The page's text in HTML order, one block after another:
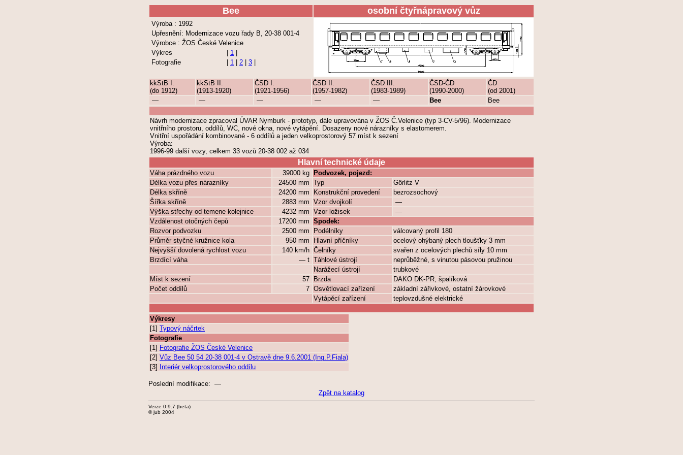
Bee osobní čtyřnápravový vůz
Výroba : 1992
Upřesnění: Modernizace vozu řady B, 20-38 001-4
Výrobce : ŽOS České Velenice
Výkres
1
Fotografie
1 2 3
kkStB I.
(do 1912)
kkStB II.
(1913-1920)
ČSD I.
(1921-1956)
ČSD II.
(1957-1982)
ČSD III.
(1983-1989)
ČSD-ČD
(1990-2000)
ČD
(od 2001)
—
— — — — Bee Bee
Návrh modernizace zpracoval ÚVAR Nymburk - prototyp, dále upravována v ŽOS Č.Velenice (typ 3-CV-5/96). Modernizace
vnitřního prostoru, oddílů, WC, nové okna, nové vytápění. Dosazeny nové nárazníky s elastomerem.
Vnitřní uspořádání kombinované - 6 oddílů a jeden velkoprostorový 57 míst k sezení
Výroba:
1996-99 další vozy, celkem 33 vozů 20-38 002 až 034
Hlavní technické údaje
Váha prázdného vozu 39000 kg
Podvozek, pojezd:
Délka vozu přes nárazníky
24500 mm Typ
Görlitz V
Délka skříně
24200 mm Konstrukční provedení
bezrozsochový
Šířka skříně
2883 mm Vzor dvojkolí
—
Výška střechy od temene kolejnice
4232 mm Vzor ložisek
—
Vzdálenost otočných čepů
17200 mm Spodek:
Rozvor podvozku
2500 mm Podélníky
válcovaný profil 180
Průměr styčné kružnice kola
950 mm Hlavní příčníky
ocelový ohýbaný plech tloušťky 3 mm
Nejvyšší dovolená rychlost vozu
140 km/h Čelníky
svařen z ocelových plechů síly 10 mm
Brzdící váha
— t Táhlové ústrojí
neprůběžné, s vinutou pásovou pružinou
Narážecí ústrojí
trubkové
Míst k sezení
57 Brzda
DAKO DK-PR, špalíková
Počet oddílů
7 Osvětlovací zařízení
základní zářivkové, ostatní žárovkové
Vytápěcí zařízení
teplovzdušné elektrické
Výkresy
[1] Typový náčrtek
Fotografie
[1] Fotografie ŽOS České Velenice
[2] Vůz Bee 50 54 20-38 001-4 v Ostravě dne 9.6.2001 (Ing.P.Fiala)
[3]
Interiér velkoprostorového oddílu
Poslední modifikace: —
Zpět na katalog
Verze 0.9.7 (beta)
© jub 2004